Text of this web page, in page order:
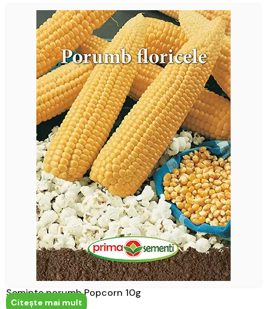
Seminte porumb Popcorn 10g
Citeşte mai mult